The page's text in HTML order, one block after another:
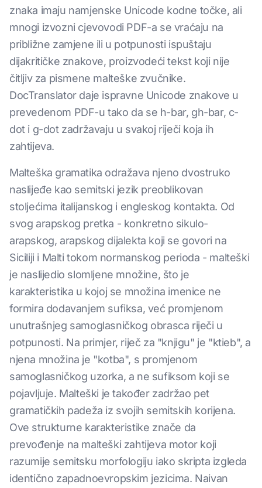
znaka imaju namjenske Unicode kodne točke, ali
mnogi izvozni cjevovodi PDF-a se vraćaju na
približne zamjene ili u potpunosti ispuštaju
dijakritičke znakove, proizvodeći tekst koji nije
čitljiv za pismene malteške zvučnike.
DocTranslator daje ispravne Unicode znakove u
prevedenom PDF-u tako da se h-bar, gh-bar, c-
dot i g-dot zadržavaju u svakoj riječi koja ih
zahtijeva.
Malteška gramatika odražava njeno dvostruko
naslijeđe kao semitski jezik preoblikovan
stoljećima italijanskog i engleskog kontakta. Od
svog arapskog pretka - konkretno sikulo-
arapskog, arapskog dijalekta koji se govori na
Siciliji i Malti tokom normanskog perioda - malteški
je naslijedio slomljene množine, što je
karakteristika u kojoj se množina imenice ne
formira dodavanjem sufiksa, već promjenom
unutrašnjeg samoglasničkog obrasca riječi u
potpunosti. Na primjer, riječ za "knjigu" je "ktieb", a
njena množina je "kotba", s promjenom
samoglasničkog uzorka, a ne sufiksom koji se
pojavljuje. Malteški je također zadržao pet
gramatičkih padeža iz svojih semitskih korijena.
Ove strukturne karakteristike znače da
prevođenje na malteški zahtijeva motor koji
razumije semitsku morfologiju iako skripta izgleda
identično zapadnoevropskim jezicima. Naivan